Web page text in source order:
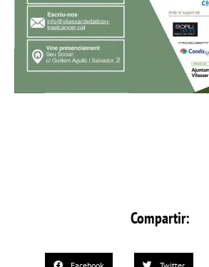
Compartir: